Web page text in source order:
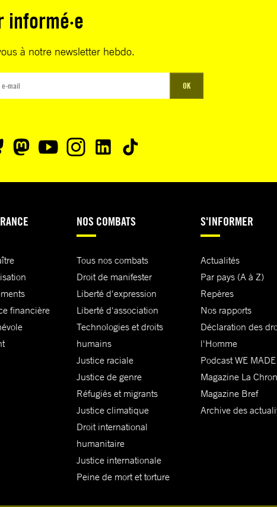
informé·e
à notre newsletter hebdo.
OK
financière
NOS COMBATS
Tous nos combats
Droit de manifester
Liberté d'expression
Liberté d'association
Technologies et droits
humains
Justice raciale
Justice de genre
Réfugiés et migrants
Justice climatique
Droit international
humanitaire
Justice internationale
Peine de mort et torture
S'INFORMER
Actualités
Par pays (A à Z)
Repères
Nos rapports
Déclaration des
l'Homme
Podcast WE
Magazine La
Magazine Bref
Archive des